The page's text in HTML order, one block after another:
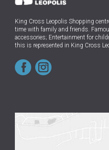
King Cross Leopolis Shopping
time with family and friends.
accessories; Entertainment for
this is represented in King Cross